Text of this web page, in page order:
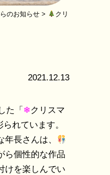
のお知らせ >
クリ
2021.12.13
た「 ❄クリスマ
れています。
長さんは、
ら個性的な作品
けを楽しんでい